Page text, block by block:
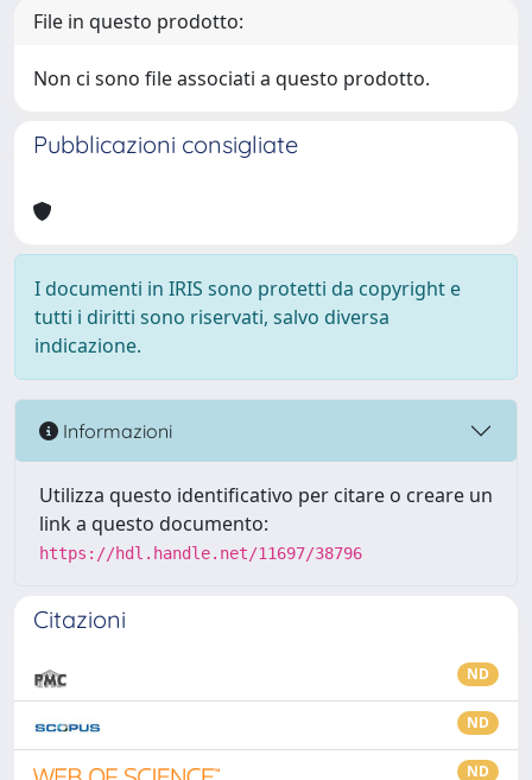
File in questo prodotto:
Non ci sono file associati a questo prodotto.
Pubblicazioni consigliate
I documenti in IRIS sono protetti da copyright e
tutti i diritti sono riservati, salvo diversa
indicazione.
Informazioni
Utilizza questo identificativo per citare o creare un
link a questo documento:
https://hdl.handle.net/11697/38796
Citazioni
ND
ND
ND